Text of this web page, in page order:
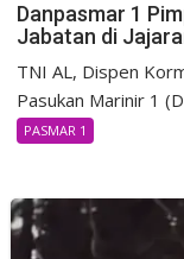
Danpasmar 1
Jabatan di
TNI AL, Dispen
Pasukan Marinir 1
PASMAR 1